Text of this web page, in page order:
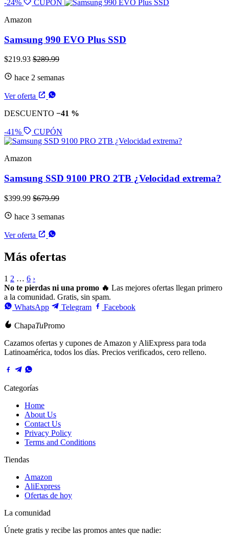
-24%
CUPÓN
Amazon
Samsung 990 EVO Plus SSD
$219.93 $289.99
hace 2 semanas
Ver oferta
DESCUENTO −41 %
-41% CUPÓN
Amazon
Samsung SSD 9100 PRO 2TB ¿Velocidad extrema?
$399.99 $679.99
hace 3 semanas
Ver oferta
Más ofertas
1 2 … 6 ›
No te pierdas ni una promo 🔥 Las mejores ofertas llegan primero
a la comunidad. Gratis, sin spam.
WhatsApp
Telegram Facebook
ChapaTuPromo
Cazamos ofertas y cupones de Amazon y AliExpress para toda
Latinoamérica, todos los días. Precios verificados, cero relleno.
Categorías
Home
About Us
Contact Us
Privacy Policy
Terms and Conditions
Tiendas
Amazon
AliExpress
Ofertas de hoy
La comunidad
Únete gratis y recibe las promos antes que nadie: